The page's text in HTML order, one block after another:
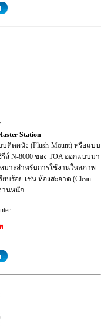
Station
บติดผนัง (Flush-Mount) หรือแบบ
ส์ N-8000 ของ TOA ออกแบบมา
มาะสำหรับการใช้งานในสภาพ
ร้อย เช่น ห้องสะอาด (Clean
านหนัก